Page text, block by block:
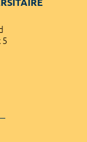
5